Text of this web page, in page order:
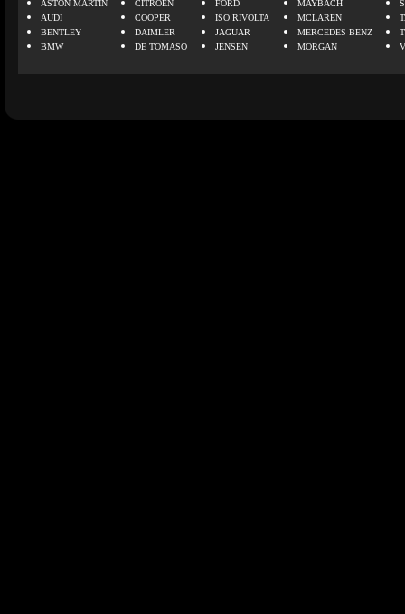
ASTON MARTIN
AUDI
BENTLEY
BMW
CITROEN
COOPER
DAIMLER
DE TOMASO
FORD
ISO RIVOLTA
JAGUAR
JENSEN
MAYBACH
MCLAREN
MERCEDES BENZ
MORGAN